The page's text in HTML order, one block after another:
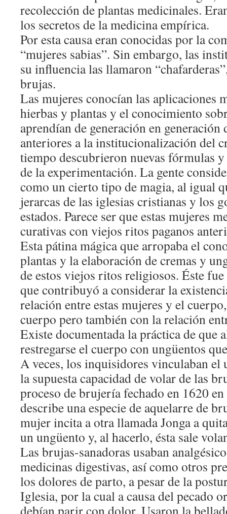
recolección de plantas medicinales.
los secretos de la medicina empírica.
Por esta causa eran conocidas por la
“mujeres sabias”. Sin embargo, las
su influencia las llamaron
brujas.
Las mujeres conocían las aplicaciones
hierbas y plantas y el conocimiento
aprendían de generación en generación
anteriores a la institucionalización del
tiempo descubrieron nuevas fórmulas
de la experimentación. La gente
como un cierto tipo de magia, al igual
jerarcas de las iglesias cristianas y los
estados. Parece ser que estas mujeres
curativas con viejos ritos paganos
Esta pátina mágica que arropaba el
plantas y la elaboración de cremas y
de estos viejos ritos religiosos. Éste
que contribuyó a considerar la
relación entre estas mujeres y el
cuerpo pero también con la relación
Existe documentada la práctica de que
restregarse el cuerpo con ungüentos
A veces, los inquisidores vinculaban el
la supuesta capacidad de volar de las
proceso de brujería fechado en 1620
describe una especie de aquelarre de
mujer incita a otra llamada Jonga a
un ungüento y, al hacerlo, ésta sale
Las brujas-sanadoras usaban
medicinas digestivas, así como otros
los dolores de parto, a pesar de la
Iglesia, por la cual a causa del pecado
debían parir con dolor. Usaron la